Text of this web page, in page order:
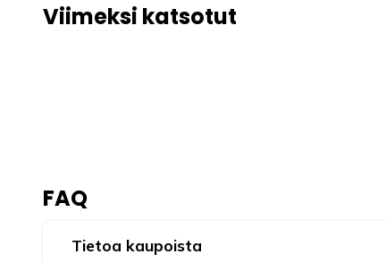
Viimeksi katsotut
FAQ
Tietoa kaupoista